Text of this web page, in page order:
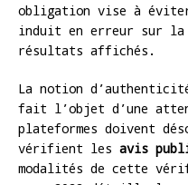
obligation vise à éviter
induit en erreur sur la
résultats affichés.
La notion
fait l’objet d’une
plateformes doivent
vérifient les avis
modalités de cette